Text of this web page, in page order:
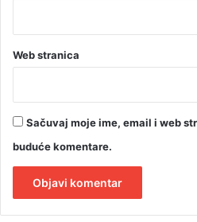
Web stranica
Sačuvaj moje ime, email i web
buduće komentare.